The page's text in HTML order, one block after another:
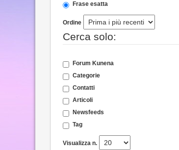
Frase esatta
Ordine
Cerca solo:
Forum Kunena
Categorie
Contatti
Articoli
Newsfeeds
Tag
Visualizza n.